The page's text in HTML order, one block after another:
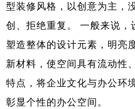
型装修风格，以创意为主，
创、拒绝重复。 一般来说，
塑造整体的设计元素，明亮
新材料，使空间具有流动性
特点，将企业文化与办公环
彰显个性的办公空间。